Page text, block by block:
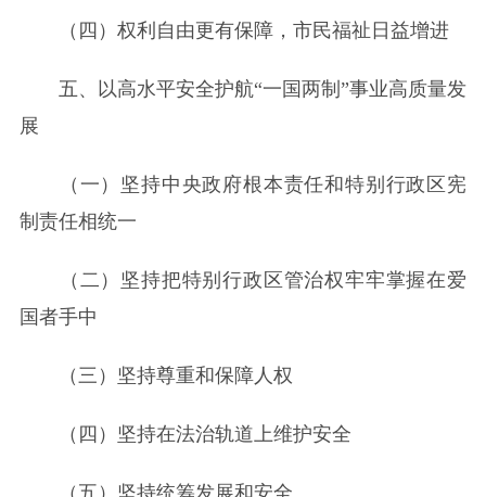
（四）权利自由更有保障，市民福祉日益增进
五、以高水平安全护航“一国两制”事业高质量发
展
（一）坚持中央政府根本责任和特别行政区宪
制责任相统一
（二）坚持把特别行政区管治权牢牢掌握在爱
国者手中
（三）坚持尊重和保障人权
（四）坚持在法治轨道上维护安全
（五）坚持统筹发展和安全